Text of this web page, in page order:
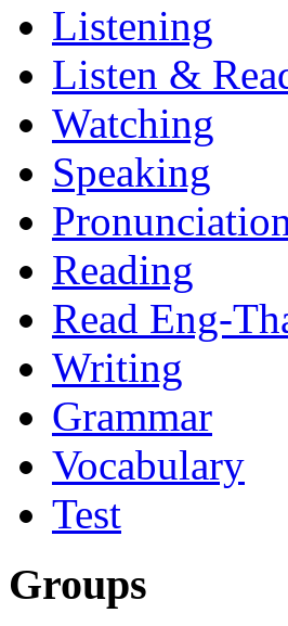
Listening
Listen &
Watching
Speaking
Reading
Read Eng-
Writing
Grammar
Vocabulary
Test
Groups